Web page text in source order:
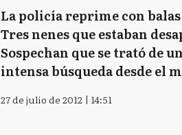
La policía reprime con
Tres nenes que estaban
Sospechan que se trató de
intensa búsqueda desde el
27 de julio de 2012 | 14:51